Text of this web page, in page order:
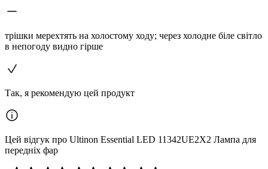
трішки мерехтять на холостому ходу; через холодне біле світло
в непогоду видно гірше
Так, я рекомендую цей продукт
Цей відгук про Ultinon Essential LED 11342UE2X2 Лампа для
передніх фар